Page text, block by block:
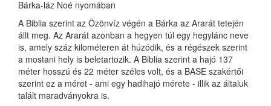
Bárka-láz Noé nyomában
A Biblia szerint az Özönvíz végén a Bárka az Ararát tetején
állt meg. Az Ararát azonban a hegyen túl egy hegylánc neve
is, amely száz kilométeren át húzódik, és a régészek szerint
a mostani hely is beletartozik. A Biblia szerint a hajó 137
méter hosszú és 22 méter széles volt, és a BASE szakértői
szerint ez a méret - ami egy hadihajó mérete - illik az általuk
talált maradványokra is.